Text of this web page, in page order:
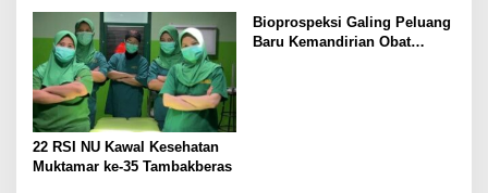
22 RSI NU Kawal Kesehatan
Muktamar ke-35 Tambakberas
Bioprospeksi Galing Peluang
Baru Kemandirian Obat